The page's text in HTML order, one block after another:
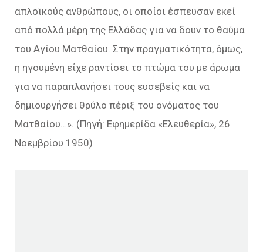
απλοϊκούς ανθρώπους, οι οποίοι έσπευσαν εκεί
από πολλά μέρη της Ελλάδας για να δουν το θαύμα
του Αγίου Ματθαίου. Στην πραγματικότητα, όμως,
η ηγουμένη είχε ραντίσει το πτώμα του με άρωμα
για να παραπλανήσει τους ευσεβείς και να
δημιουργήσει θρύλο πέριξ του ονόματος του
Ματθαίου…». (Πηγή: Εφημερίδα «Ελευθερία», 26
Νοεμβρίου 1950)